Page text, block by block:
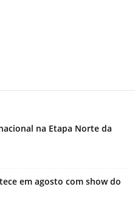
na Etapa Norte da
em agosto com show do